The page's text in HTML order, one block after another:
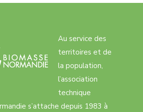
Au service des
territoires et de
la population,
l’association
technique
s’attache depuis 1983 à